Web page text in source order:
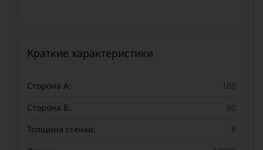
Краткие характеристики
Сторона А:
180
Сторона Б:
60
Толщина стенки:
8